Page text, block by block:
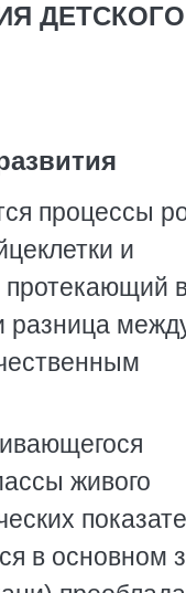
ДЕТСКОГО
процессы
и
протекающий
разница
живого
в основном